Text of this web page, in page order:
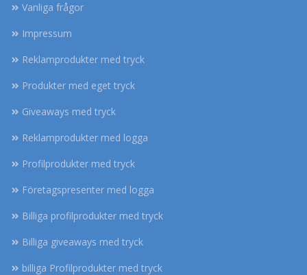
Vanliga frågor
Impressum
Reklamprodukter med tryck
Produkter med eget tryck
Giveaways med tryck
Reklamprodukter med logga
Profilprodukter med tryck
Företagspresenter med logga
Billiga profilprodukter med tryck
Billiga giveaways med tryck
billiga Profilprodukter med tryck